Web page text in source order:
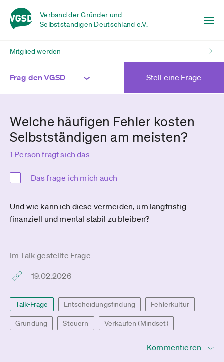
Verband der Gründer und
Selbstständigen Deutschland e.V.
Mitglied werden
Frag den VGSD Stell eine Frage
Welche häufigen Fehler kosten
Selbstständigen am meisten?
1 Person fragt sich das
Das frage ich mich auch
Und wie kann ich diese vermeiden, um langfristig
finanziell und mental stabil zu bleiben?
Im Talk gestellte Frage
19.02.2026
Talk-Frage Entscheidungsfindung Fehlerkultur
Gründung Steuern Verkaufen (Mindset)
Kommentieren